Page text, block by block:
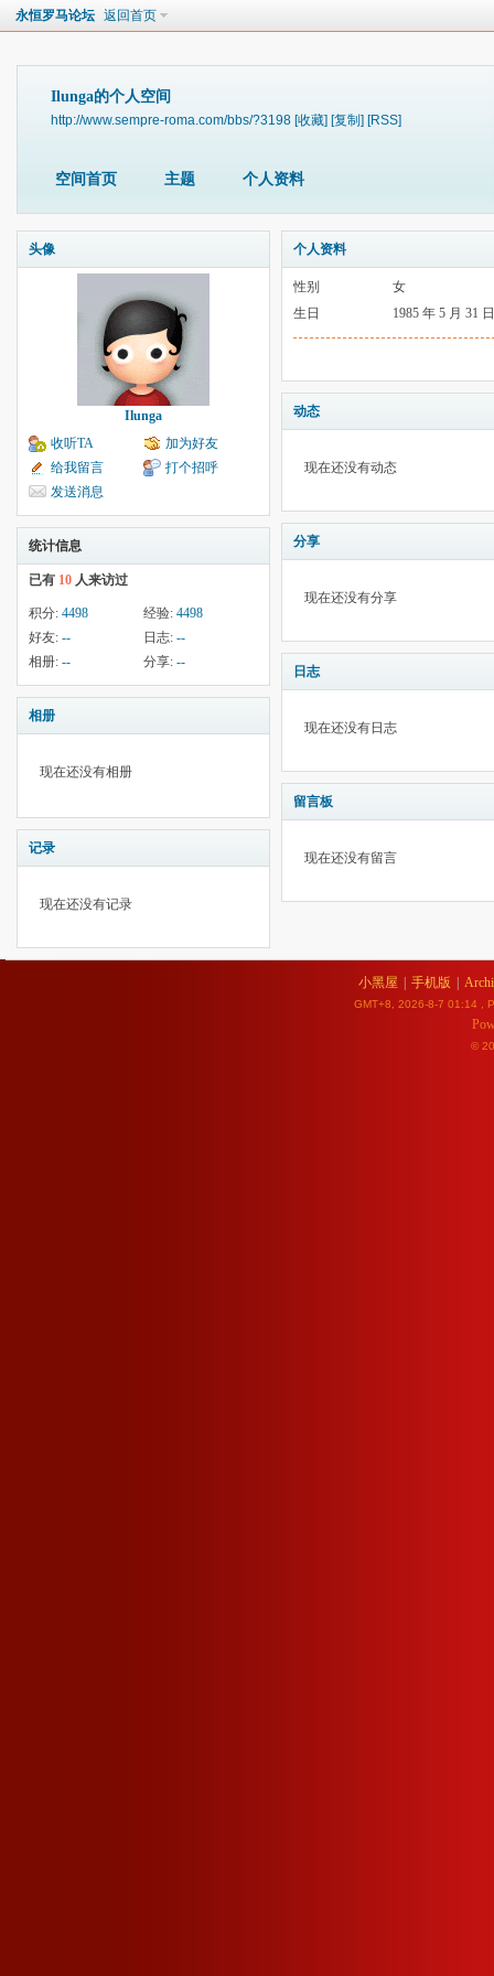
永恒罗马论坛 返回首页
Ilunga的个人空间
http://www.sempre-roma.com/bbs/?3198 [收藏] [复制] [RSS]
空间首页 主题 个人资料
头像
Ilunga
收听TA
加为好友
给我留言
打个招呼
发送消息
统计信息
已有 10 人来访过
积分: 4498 经验: 4498
好友: -- 日志: --
相册: -- 分享: --
相册
现在还没有相册
记录
现在还没有记录
个人资料
性别
女
生日
1985 年 5 月 31 日
动态
现在还没有动态
分享
现在还没有分享
日志
现在还没有日志
留言板
现在还没有留言
小黑屋 手机版
GMT+8, 2026-8-7 01:14 ,
©